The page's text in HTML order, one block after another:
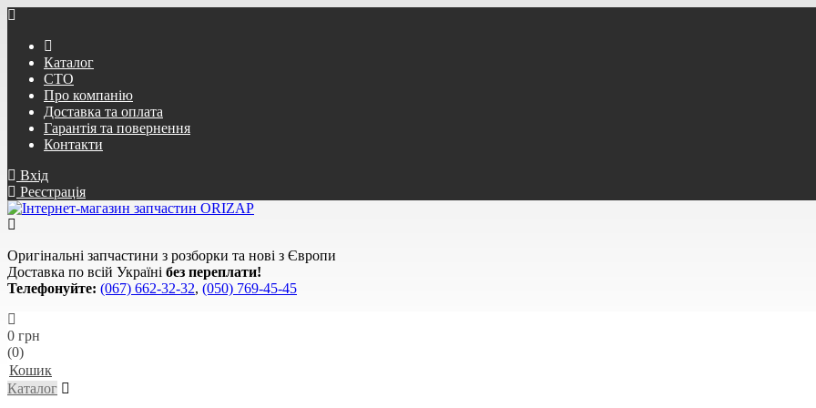
Каталог
СТО
Про компанію
Доставка та оплата
Гарантія та повернення
Контакти
Вхід
Реєстрація
Оригінальні запчастини з розборки та нові з Європи
Доставка по всій Україні без переплати!
Телефонуйте: (067) 662-32-32, (050) 769-45-45
0 грн
(0)
Кошик
Каталог